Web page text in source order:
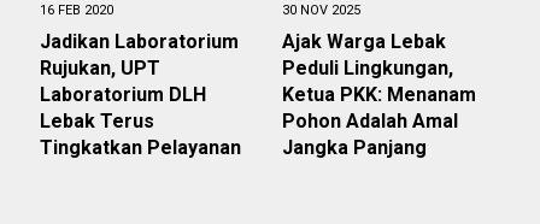
16 FEB 2020
Jadikan Laboratorium
Rujukan, UPT
Laboratorium DLH
Lebak Terus
Tingkatkan Pelayanan
30 NOV 2025
Ajak Warga Lebak
Peduli Lingkungan,
Ketua PKK: Menanam
Pohon Adalah Amal
Jangka Panjang